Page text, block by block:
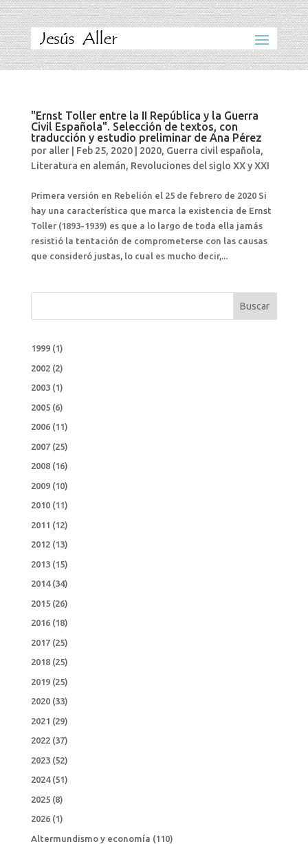
"Ernst Toller entre la II República y la Guerra
Civil Española". Selección de textos, con
traducción y estudio preliminar de Ana Pérez
por aller| Feb 25, 2020| 2020, Guerra civil española,
Literatura en alemán, Revoluciones del siglo XX y XXI
Primera versión en Rebelión el 25 de febrero de 2020 Si
hay una característica que marca la existencia de Ernst
Toller (1893-1939) es que a lo largo de toda ella jamás
resistió la tentación de comprometerse con las causas
que consideró justas, lo cual es mucho decir,...
Buscar
1999(1)
2002(2)
2003(1)
2005(6)
2006(11)
2007(25)
2008(16)
2009(10)
2010(11)
2011 (12)
2012(13)
2013(15)
2014(34)
2015(26)
2016(18)
2017(25)
2018(25)
2019(25)
2020(33)
2021 (29)
2022(37)
2023(52)
2024(51)
2025(8)
2026(1)
Altermundismo y economía (110)